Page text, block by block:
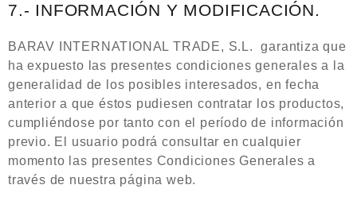
7.- INFORMACIÓN Y MODIFICACIÓN.
BARAV INTERNATIONAL TRADE, S.L. garantiza que
ha expuesto las presentes condiciones generales a la
generalidad de los posibles interesados, en fecha
anterior a que éstos pudiesen contratar los productos,
cumpliéndose por tanto con el período de información
previo. El usuario podrá consultar en cualquier
momento las presentes Condiciones Generales a
través de nuestra página web.